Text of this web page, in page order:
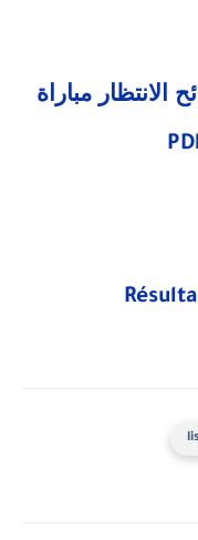
الانتظار مباراة